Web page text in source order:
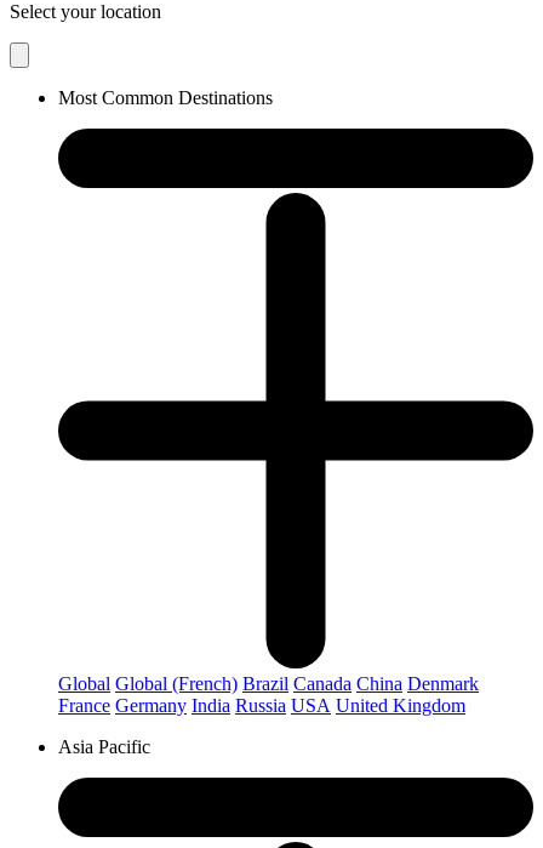
Select your location
Most Common Destinations
Global Global (French) Brazil Canada China Denmark
France Germany India Russia USA United Kingdom
Asia Pacific